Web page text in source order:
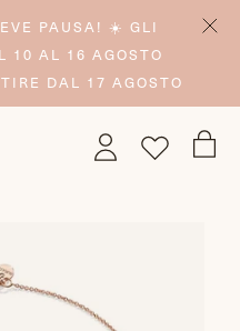
PAUSA! ☀️ GLI
10 AL 16 AGOSTO
DAL 17 AGOSTO